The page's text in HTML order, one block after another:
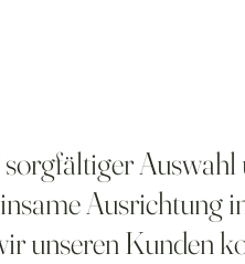
Ausrichtung
unseren Kunden